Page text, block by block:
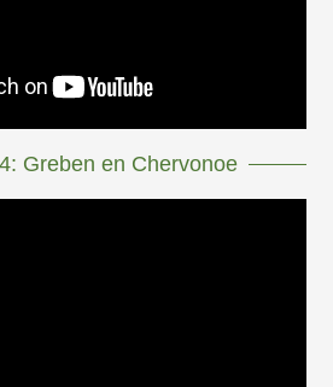
Greben en Chervonoe